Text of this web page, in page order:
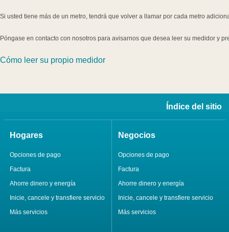
Si usted tiene más de un metro, tendrá que volver a llamar por cada metro
Póngase en contacto con nosotros para avisarnos que desea leer su medidor y
Cómo leer su propio medidor
Índice del sitio
Hogares
Opciones de pago
Factura
Ahorre dinero y energía
Inicie, cancele y transfiere servicio
Más servicios
Negocios
Opciones de pago
Factura
Ahorre dinero y energía
Inicie, cancele y transfiere servicio
Más servicios